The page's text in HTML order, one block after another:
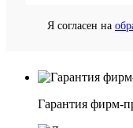
Я согласен на
Гарантия фирм-